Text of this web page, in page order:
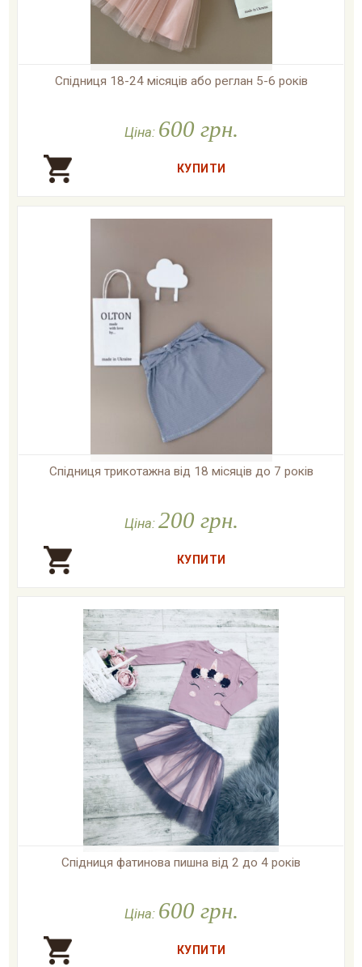
Спідниця 18-24 місяців або реглан 5-6 років
Ціна: 600 грн.
Спідниця трикотажна від 18 місяців до 7 років
Ціна: 200 грн.
Спідниця фатинова пишна від 2 до 4 років
Ціна: 600 грн.